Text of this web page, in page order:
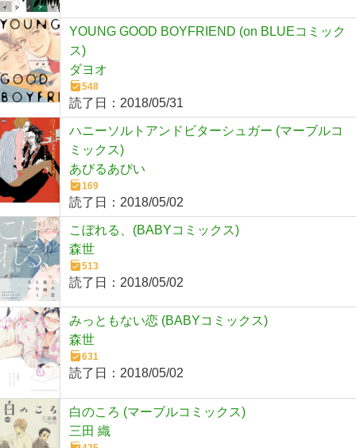
YOUNG GOOD BOYFRIEND (on BLUEコミック
ス)
ダヨオ
548
読了日： 2018/05/31
ハニーソルトアンドビターシュガー (マーブルコ
ミックス)
あびるあびい
169
読了日： 2018/05/02
こぼれる、(BABYコミックス)
森世
513
読了日： 2018/05/02
みっともない恋 (BABYコミックス)
森世
631
読了日： 2018/05/02
白のころ (マーブルコミックス)
三田 織